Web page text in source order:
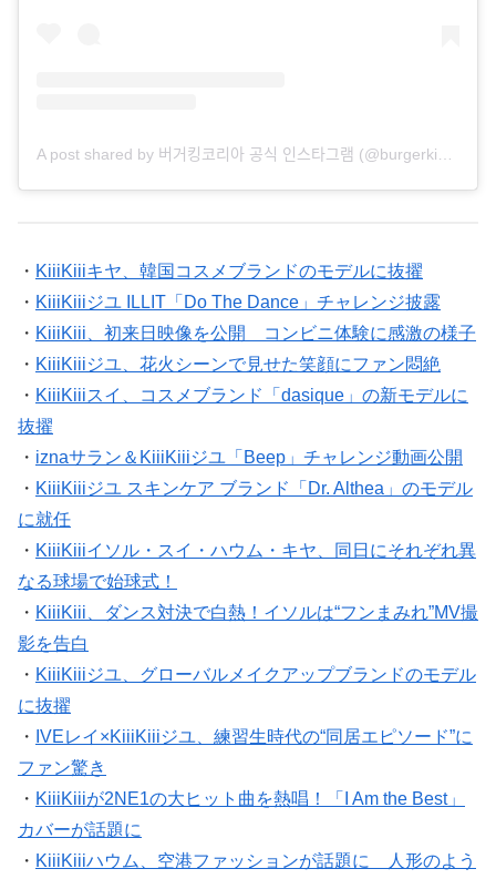
A post shared by 버거킹코리아 공식 인스타그램 (@burgerkingkorea)
・ KiiiKiiiキヤ、韓国コスメブランドのモデルに抜擢
・ KiiiKiiiジユ ILLIT「Do The Dance」チャレンジ披露
・ KiiiKiii、初来日映像を公開 コンビニ体験に感激の様子
・ KiiiKiiiジユ、花火シーンで見せた笑顔にファン悶絶
・ KiiiKiiiスイ、コスメブランド「dasique」の新モデルに
抜擢
・ iznaサラン＆KiiiKiiiジユ「Beep」チャレンジ動画公開
・ KiiiKiiiジユ スキンケア ブランド「Dr. Althea」のモデル
に就任
・ KiiiKiiiイソル・スイ・ハウム・キヤ、同日にそれぞれ異
なる球場で始球式！
・ KiiiKiii、ダンス対決で白熱！イソルは“フンまみれ”MV撮
影を告白
・ KiiiKiiiジユ、グローバルメイクアップブランドのモデル
に抜擢
・ IVEレイ×KiiiKiiiジユ、練習生時代の“同居エピソード”に
ファン驚き
・ KiiiKiiiが2NE1の大ヒット曲を熱唱！「I Am the Best」
カバーが話題に
・ KiiiKiiiハウム、空港ファッションが話題に 人形のよう